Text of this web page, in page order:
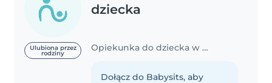
Ulubiona przez
rodziny
dziecka
Opiekunka do dziecka w Grzymolowo
Dołącz do Babysits, aby